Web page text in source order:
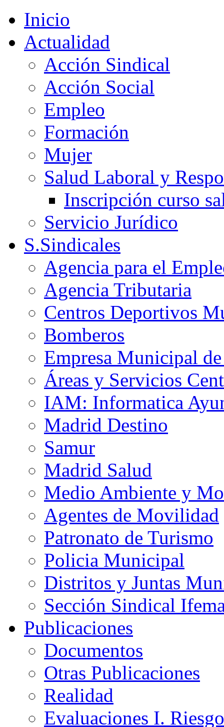
Inicio
Actualidad
Acción Sindical
Acción Social
Empleo
Formación
Mujer
Salud Laboral y
Inscripción curso
Servicio Jurídico
S.Sindicales
Agencia para el
Agencia Tributaria
Centros Deportivos
Bomberos
Empresa Municipal
Áreas y Servicios
IAM: Informatica
Madrid Destino
Samur
Madrid Salud
Medio Ambiente y
Agentes de Movilidad
Patronato de Turismo
Policia Municipal
Distritos y Juntas
Sección Sindical
Publicaciones
Documentos
Otras Publicaciones
Realidad
Evaluaciones I.